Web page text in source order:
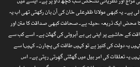
یہ کبھی مولانا ظفرعلی خان کی آن بان رکھتی تھی اب یہ
محض ایک ذریعہ ،حیلہ ہے۔صحافت کبھی صداقت کا متن اور
کے حاشیے پر اپنی ہی بے آبروئی کی گھٹن ہے۔ اسے کب سے
یہ دولت کی کنیز ہے تو کہیں طاقت کی پچارن۔ کہیںا سے
یہ تعلقات کی امر بیل میں گھٹتی گھِرتی رہتی ہے۔ اس